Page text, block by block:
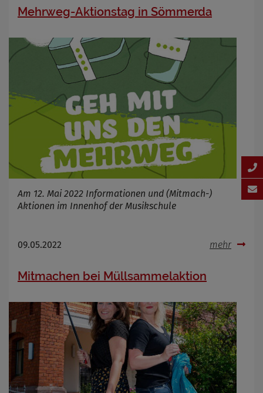
Mehrweg-Aktionstag in Sömmerda
Am 12. Mai 2022 Informationen und (Mitmach-)
Aktionen im Innenhof der Musikschule
09.05.2022 mehr
Mitmachen bei Müllsammelaktion